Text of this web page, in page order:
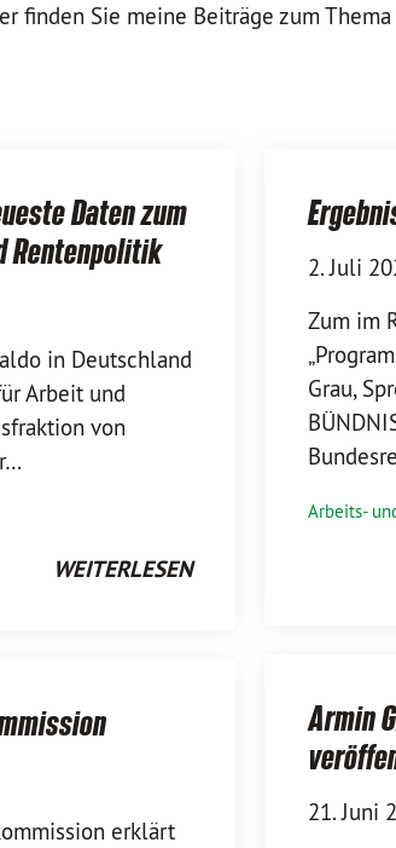
finden Sie meine Beiträge zum
Daten zum
Rentenpolitik
in Deutschland
Arbeit und
von
WEITERLESEN
erklärt
2. Juli
Zum im
Grau,
Arbeits-
Armin
21. Juni